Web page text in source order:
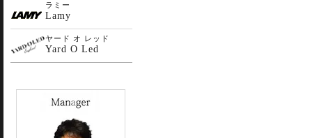
ラミー
Lamy
ヤード オ レッド
Yard O Led